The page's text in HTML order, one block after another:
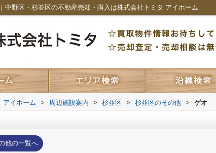
中野区・杉並区の不動産売却・購入は株式会社トミタ アイホーム
アイホーム > 周辺施設案内 > 杉並区 > 杉並区のその他 > ゲオ
他の一覧へ